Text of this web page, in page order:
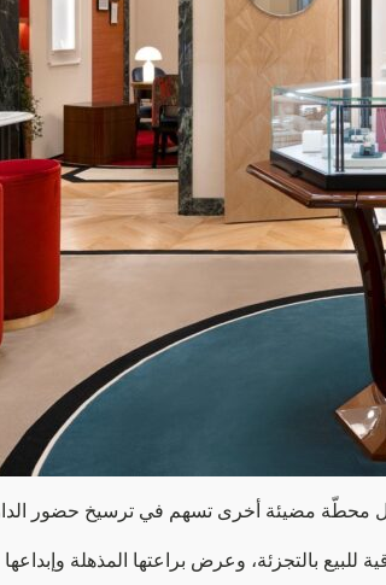
محطّة مضيئة أخرى تسهم في ترسيخ حضور
بالتجزئة، وعرض براعتها المذهلة